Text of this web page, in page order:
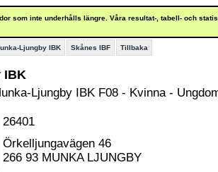
som inte underhålls längre. Våra resultat-, tabell- och
Ljungby IBK Skånes IBF Tillbaka
IBK
Ljungby IBK F08 - Kvinna -
26401
Örkelljungavägen 46
266 93 MUNKA LJUNGBY